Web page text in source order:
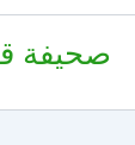
صحيفة